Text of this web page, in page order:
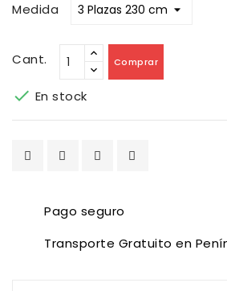
Medida
Cant. Comprar
 En stock
Pago seguro
Transporte Gratuito en